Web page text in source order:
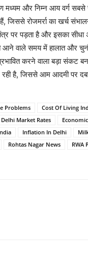
और निम्न आय वर्ग सबसे
जिससे रोजमर्रा का खर्च
पर पड़ता है और इसका
आने वाले समय में हालात और
करने वाला बड़ा संकट
रही है, जिससे आम आदमी पर
Problems Cost Of Living
Delhi Market Rates
Inflation In Delhi
Rohtas Nagar News RWA